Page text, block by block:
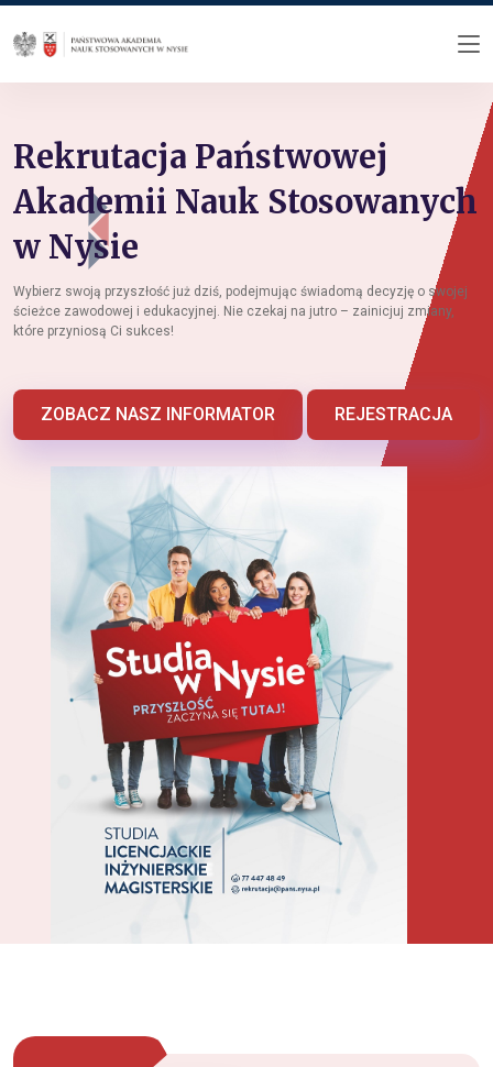
Rekrutacja Państwowej
Akademii Nauk Stosowanych
w Nysie
Wybierz swoją przyszłość już dziś, podejmując świadomą decyzję o swojej
ścieżce zawodowej i edukacyjnej. Nie czekaj na jutro – zainicjuj zmiany,
które przyniosą Ci sukces!
ZOBACZ NASZ INFORMATOR REJESTRACJA